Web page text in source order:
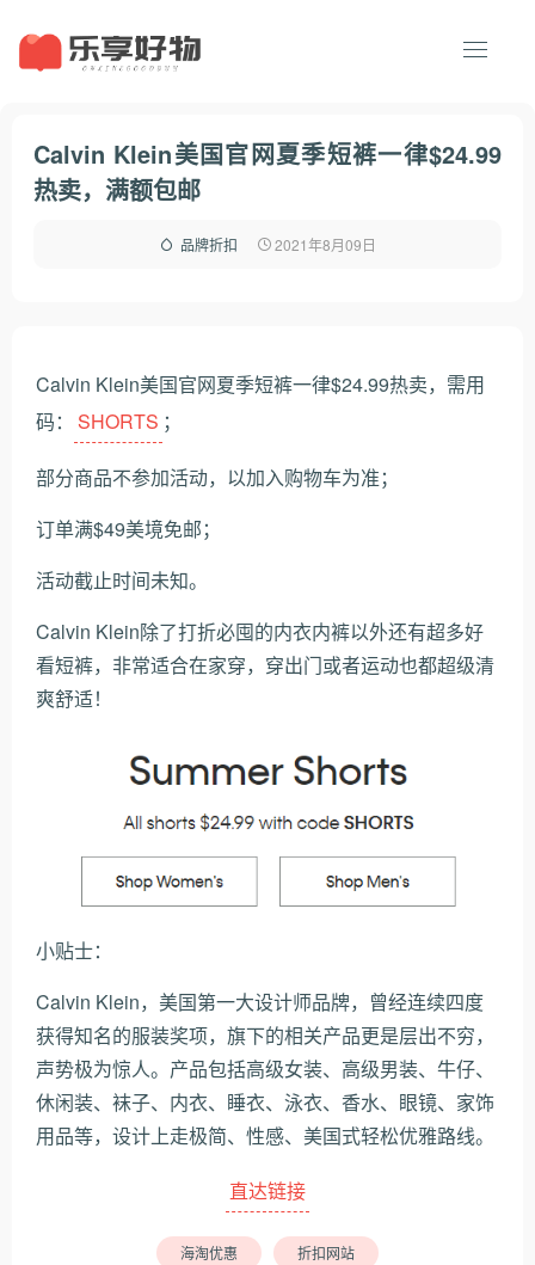
Calvin Klein美国官网夏季短裤一律$24.99
热卖，满额包邮
品牌折扣 2021年8月09日
Calvin Klein美国官网夏季短裤一律$24.99热卖，需用
码：
SHORTS ；
部分商品不参加活动，以加入购物车为准；
订单满$49美境免邮；
活动截止时间未知。
Calvin Klein除了打折必囤的内衣内裤以外还有超多好
看短裤，非常适合在家穿，穿出门或者运动也都超级清
爽舒适！
小贴士：
Calvin Klein，美国第一大设计师品牌，曾经连续四度
获得知名的服装奖项，旗下的相关产品更是层出不穷，
声势极为惊人。产品包括高级女装、高级男装、牛仔、
休闲装、袜子、内衣、睡衣、泳衣、香水、眼镜、家饰
用品等，设计上走极简、性感、美国式轻松优雅路线。
直达链接
海淘优惠 折扣网站